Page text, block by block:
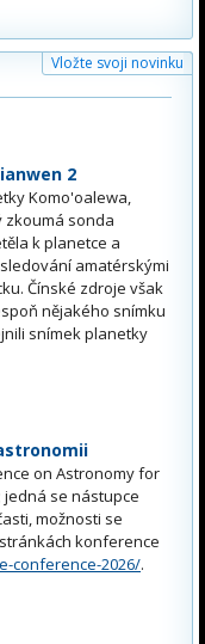
Vložte svoji novinku
2
Komo'oalewa,
zkoumá sonda
k planetce a
amatérskými
Čínské zdroje však
nějakého snímku
snímek planetky
on Astronomy for
jedná se nástupce
možnosti se
konference
conference-2026/.